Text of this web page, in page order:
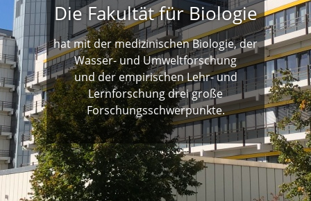
Die Fakultät für Biologie
hat mit der medizinischen Biologie, der
Wasser- und Umweltforschung
und der empirischen Lehr- und
Lernforschung drei große
Forschungsschwerpunkte.